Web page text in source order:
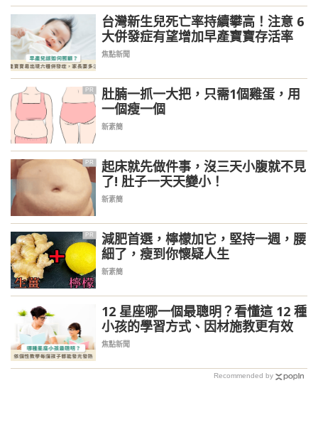
台灣新生兒死亡率持續攀高！注意 6
大併發症有望增加早產寶寶存活率
焦點新聞
PR
肚腩一抓一大把，只需1個雞蛋，用
一個瘦一個
新素簡
PR
起床就先做件事，沒三天小腹就不見
了! 肚子一天天變小！
新素簡
PR
減肥首選，檸檬加它，堅持一週，腰
細了，瘦到你懷疑人生
新素簡
12 星座哪一個最聰明？看懂這 12 種
小孩的學習方式、因材施教更有效
焦點新聞
Recommended by